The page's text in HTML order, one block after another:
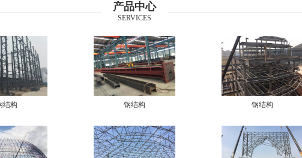
产品中心
SERVICES
结构 钢结构 钢结构